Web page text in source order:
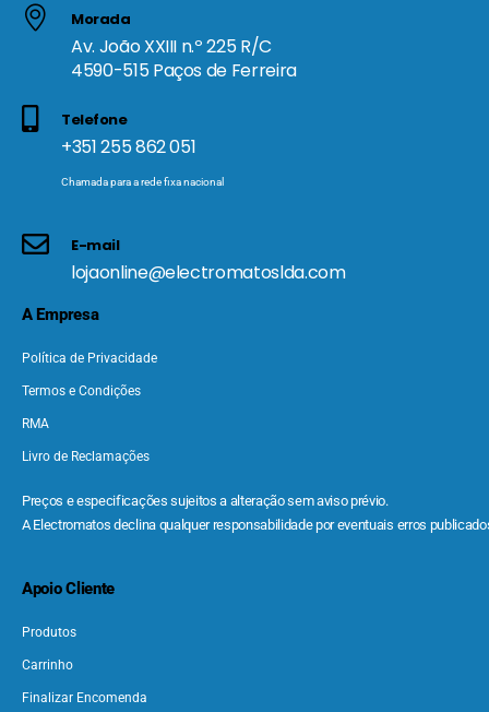
Morada
Av. João XXIII n.º 225 R/C
4590-515 Paços de Ferreira
Telefone
+351 255 862 051
Chamada para a rede fixa nacional
E-mail
lojaonline@electromatoslda.com
A Empresa
Política de Privacidade
Termos e Condições
RMA
Livro de Reclamações
Preços e especificações sujeitos a alteração sem aviso prévio.
A Electromatos declina qualquer responsabilidade por eventuais erros
Apoio Cliente
Produtos
Carrinho
Finalizar Encomenda